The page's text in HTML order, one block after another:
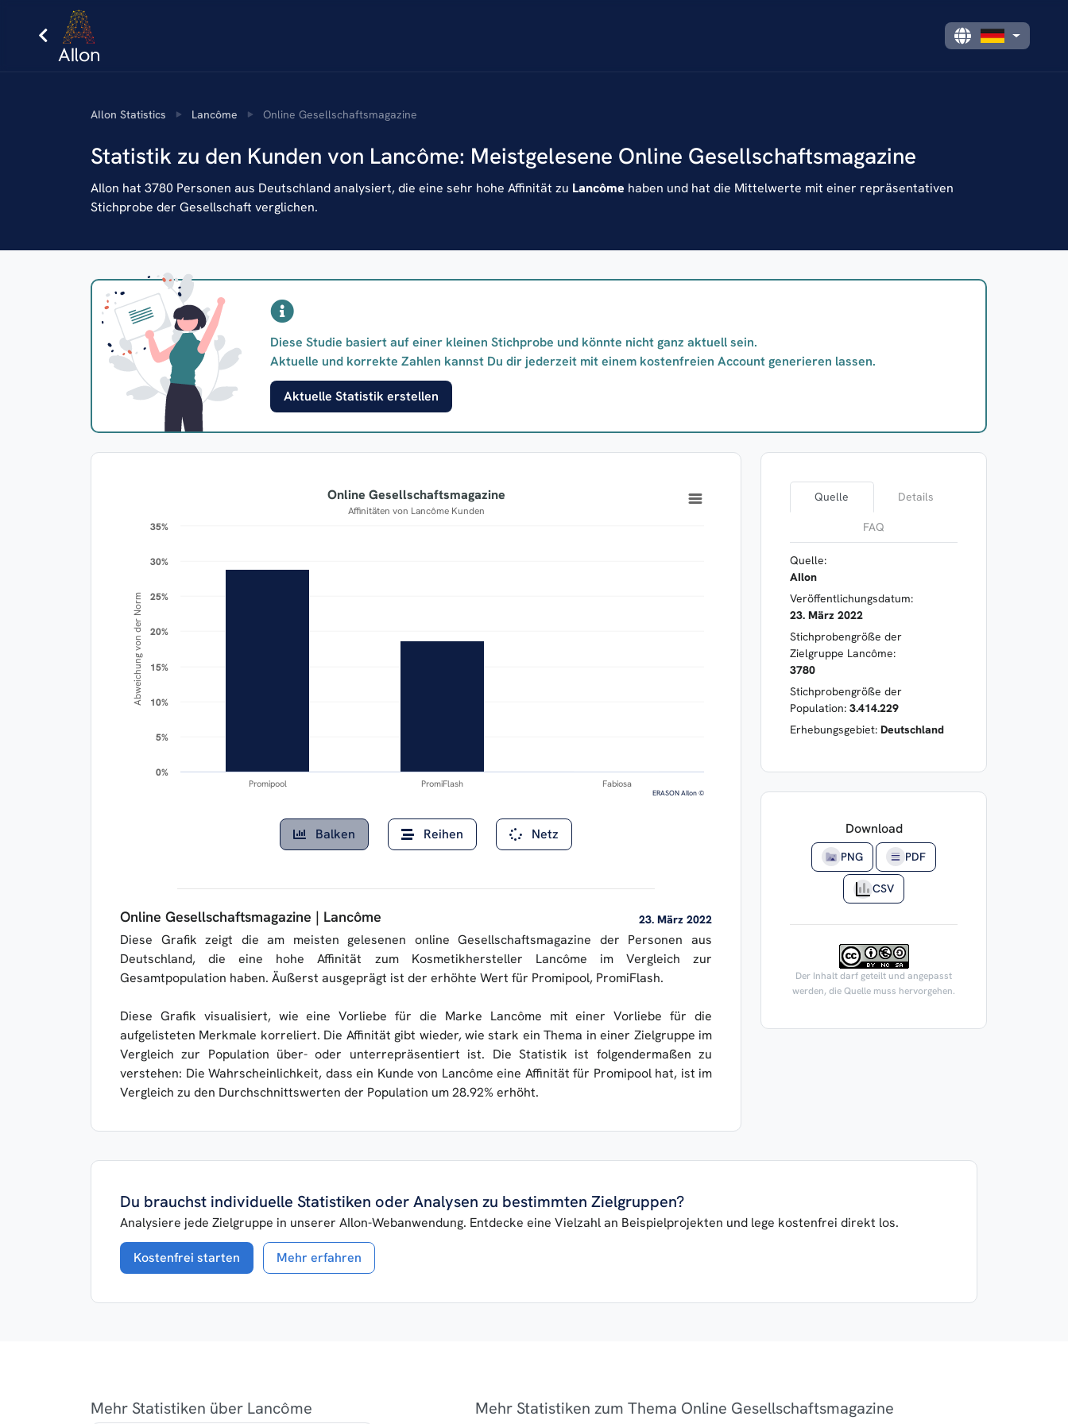
AIlon Statistics Lancôme Online Gesellschaftsmagazine
Statistik zu den Kunden von Lancôme: Meistgelesene Online Gesellschaftsmagazine
AIlon hat 3780 Personen aus Deutschland analysiert, die eine sehr hohe Affinität zu Lancôme haben und hat die Mittelwerte mit einer repräsentativen
Stichprobe der Gesellschaft verglichen.
Diese Studie basiert auf einer kleinen Stichprobe und könnte nicht ganz aktuell sein.
Aktuelle und korrekte Zahlen kannst Du dir jederzeit mit einem kostenfreien Account generieren lassen.
Aktuelle Statistik erstellen
Abweichung von der Norm
Online Gesellschaftsmagazine
Affinitäten von Lancôme Kunden
Promipool PromiFlash Fabiosa
0%
0%
5%
5%
10%
10%
15%
15%
20%
20%
25%
25%
30%
30%
35%
35%
ERASON AIlon ©
Balken Reihen Netz
Online Gesellschaftsmagazine | Lancôme 23. März 2022
Diese Grafik zeigt die am meisten gelesenen online Gesellschaftsmagazine der Personen aus
Deutschland, die eine hohe Affinität zum Kosmetikhersteller Lancôme im Vergleich zur
Gesamtpopulation haben. Äußerst ausgeprägt ist der erhöhte Wert für Promipool, PromiFlash.
Diese Grafik visualisiert, wie eine Vorliebe für die Marke Lancôme mit einer Vorliebe für die
aufgelisteten Merkmale korreliert. Die Affinität gibt wieder, wie stark ein Thema in einer Zielgruppe im
Vergleich zur Population über- oder unterrepräsentiert ist. Die Statistik ist folgendermaßen zu
verstehen: Die Wahrscheinlichkeit, dass ein Kunde von Lancôme eine Affinität für Promipool hat, ist im
Vergleich zu den Durchschnittswerten der Population um 28.92% erhöht.
Quelle Details
FAQ
Quelle:
AIlon
Veröffentlichungsdatum:
23. März 2022
Stichprobengröße der
Zielgruppe Lancôme:
3780
Stichprobengröße der
Population: 3.414.229
Erhebungsgebiet: Deutschland
Download
PNG PDF
CSV
Der Inhalt darf geteilt und angepasst
werden, die Quelle muss hervorgehen.
Du brauchst individuelle Statistiken oder Analysen zu bestimmten Zielgruppen?
Analysiere jede Zielgruppe in unserer AIlon-Webanwendung. Entdecke eine Vielzahl an Beispielprojekten und lege kostenfrei direkt los.
Kostenfrei starten Mehr erfahren
Mehr Statistiken über Lancôme Mehr Statistiken zum Thema Online Gesellschaftsmagazine